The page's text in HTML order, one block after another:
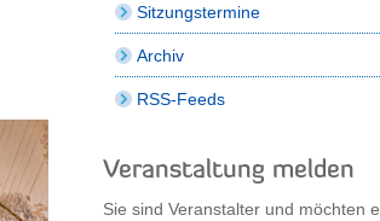
Sitzungstermine
Archiv
RSS-Feeds
Veranstaltung melden
Sie sind Veranstalter und möchten